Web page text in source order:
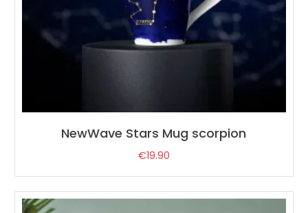
NewWave Stars Mug scorpion
€19.90